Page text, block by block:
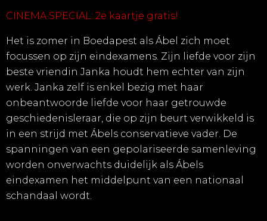
CINEMA SPECIAL: 2e kaartje gratis!
Het is zomer in Boedapest als Ábel zich moet
focussen op zijn eindexamens. Zijn liefde voor zijn
beste vriendin Janka houdt hem echter van zijn
werk. Janka zelf is enkel bezig met haar
onbeantwoorde liefde voor haar getrouwde
geschiedenisleraar, die op zijn beurt verwikkeld is
in een strijd met Ábels conservatieve vader. De
spanningen van een gepolariseerde samenleving
worden onverwachts duidelijk als Ábels
eindexamen het middelpunt van een nationaal
schandaal wordt.